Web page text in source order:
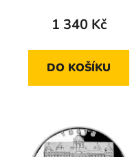
1 340 Kč
DO KOŠÍKU